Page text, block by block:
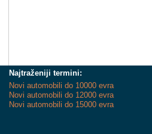
Najtraženiji termini:
Novi automobili do 10000 evra
Novi automobili do 12000 evra
Novi automobili do 15000 evra